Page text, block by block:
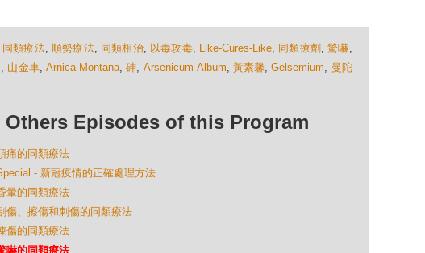
同類療法, 順勢療法, 同類相治, 以毒攻毒, Like-Cures-Like, 同類療劑 ,驚嚇,
, 山金車, Arnica-Montana,砷, Arsenicum-Album, 黃素馨,Gelsemium, 曼陀
Others Episodes of this Program
痛的同類療法
- 新冠疫情的正確處理方法
暈的同類療法
傷、擦傷和刺傷的同類療法
傷的同類療法
嚇的同類療法